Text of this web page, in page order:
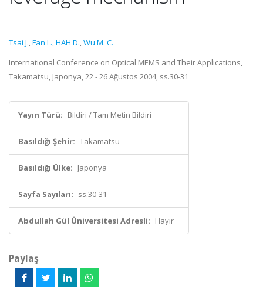
Tsai J.,Fan L.,HAH D.,Wu M. C.
International Conference on Optical MEMS and Their Applications,
Takamatsu, Japonya, 22 - 26 Ağustos 2004, ss.30-31
Yayın Türü: Bildiri / Tam Metin Bildiri
Basıldığı Şehir: Takamatsu
Basıldığı Ülke: Japonya
Sayfa Sayıları: ss.30-31
Abdullah Gül Üniversitesi Adresli: Hayır
Paylaş